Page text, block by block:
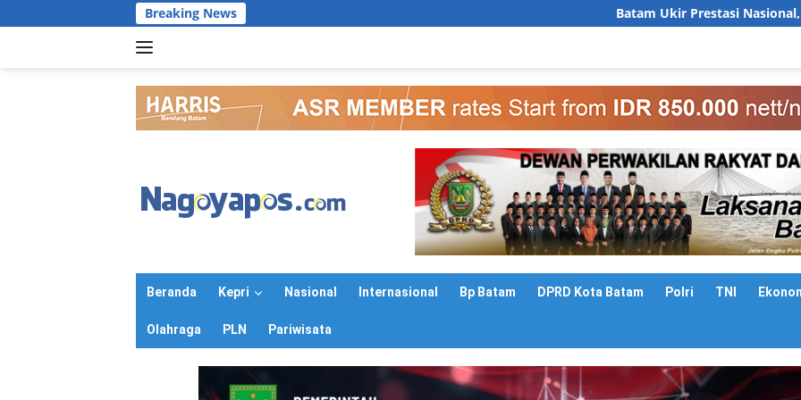
ke
Breaking News Batam Ukir Prestasi Nasional, Sekda Firmansyah
Beranda Kepri Nasional Internasional Bp Batam DPRD Kota Batam Polri TNI
Olahraga PLN Pariwisata